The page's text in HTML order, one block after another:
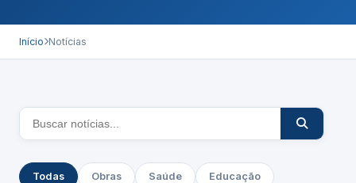
Início Notícias
Todas Obras Saúde Educação